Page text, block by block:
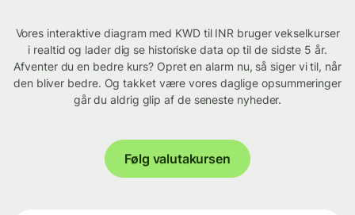
Vores interaktive diagram med KWD til INR bruger vekselkurser
i realtid og lader dig se historiske data op til de sidste 5 år.
Afventer du en bedre kurs? Opret en alarm nu, så siger vi til, når
den bliver bedre. Og takket være vores daglige opsummeringer
går du aldrig glip af de seneste nyheder.
Følg valutakursen